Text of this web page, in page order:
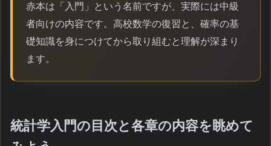
赤本は「入門」という名前ですが、実際には中級
者向けの内容です。高校数学の復習と、確率の基
礎知識を身につけてから取り組むと理解が深まり
ます。
統計学入門の目次と各章の内容を眺めて